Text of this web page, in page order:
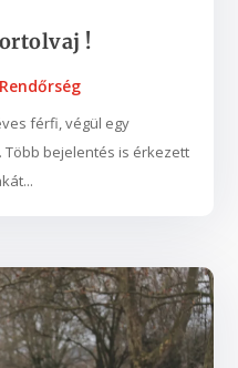
!
Rendőrség
férfi, végül egy
bejelentés is érkezett